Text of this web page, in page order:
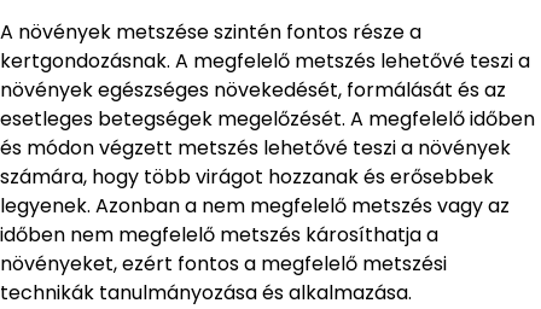
A növények metszése szintén fontos része a
kertgondozásnak. A megfelelő metszés lehetővé teszi a
növények egészséges növekedését, formálását és az
esetleges betegségek megelőzését. A megfelelő időben
és módon végzett metszés lehetővé teszi a növények
számára, hogy több virágot hozzanak és erősebbek
legyenek. Azonban a nem megfelelő metszés vagy az
időben nem megfelelő metszés károsíthatja a
növényeket, ezért fontos a megfelelő metszési
technikák tanulmányozása és alkalmazása.